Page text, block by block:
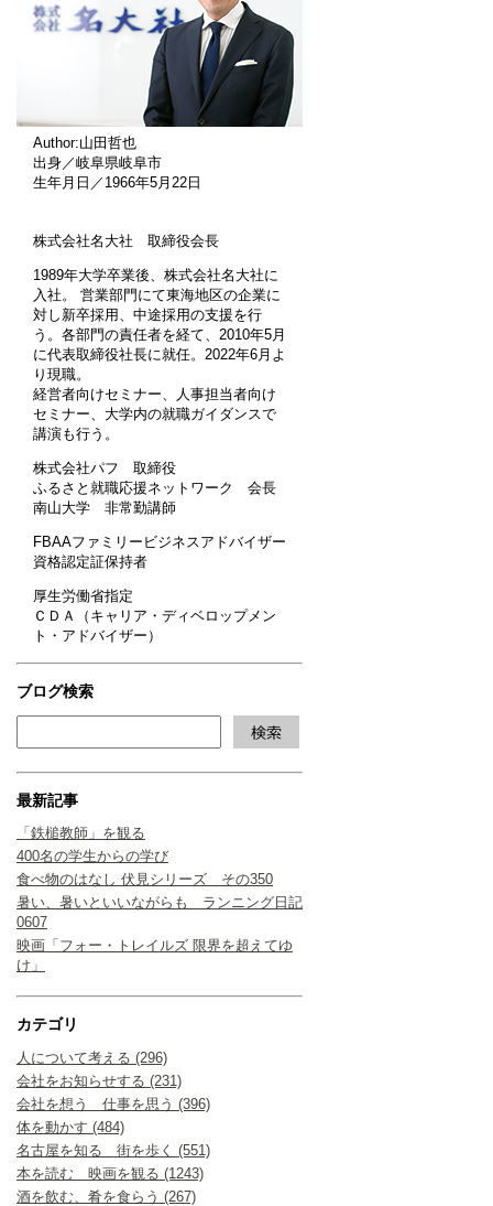
Author:山田哲也
出身／岐阜県岐阜市
生年月日／1966年5月22日
株式会社名大社 取締役会長
1989年大学卒業後、株式会社名大社に
入社。 営業部門にて東海地区の企業に
対し新卒採用、中途採用の支援を行
う。各部門の責任者を経て、2010年5月
に代表取締役社長に就任。2022年6月よ
り現職。
経営者向けセミナー、人事担当者向け
セミナー、大学内の就職ガイダンスで
講演も行う。
株式会社パフ 取締役
ふるさと就職応援ネットワーク 会長
南山大学 非常勤講師
FBAAファミリービジネスアドバイザー
資格認定証保持者
厚生労働省指定
ＣＤＡ（キャリア・ディベロップメン
ト・アドバイザー）
ブログ検索
最新記事
「鉄槌教師」を観る
400名の学生からの学び
食べ物のはなし 伏見シリーズ その350
暑い、暑いといいながらも ランニング日記
0607
映画「フォー・トレイルズ 限界を超えてゆ
け」
カテゴリ
人について考える (296)
会社をお知らせする (231)
会社を想う 仕事を思う (396)
体を動かす (484)
名古屋を知る 街を歩く (551)
本を読む 映画を観る (1243)
酒を飲む、肴を食らう (267)